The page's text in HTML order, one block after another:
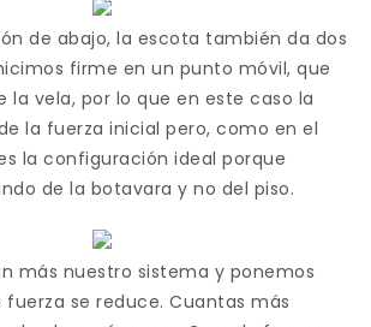
de abajo, la escota también da dos
firme en un punto móvil, que
la vela, por lo que en este caso la
la fuerza inicial pero, como en el
la configuración ideal porque
de la botavara y no del piso.
más nuestro sistema y ponemos
se reduce. Cuantas más